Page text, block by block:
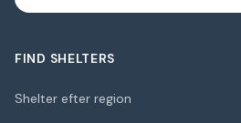
FIND SHELTERS
Shelter efter region